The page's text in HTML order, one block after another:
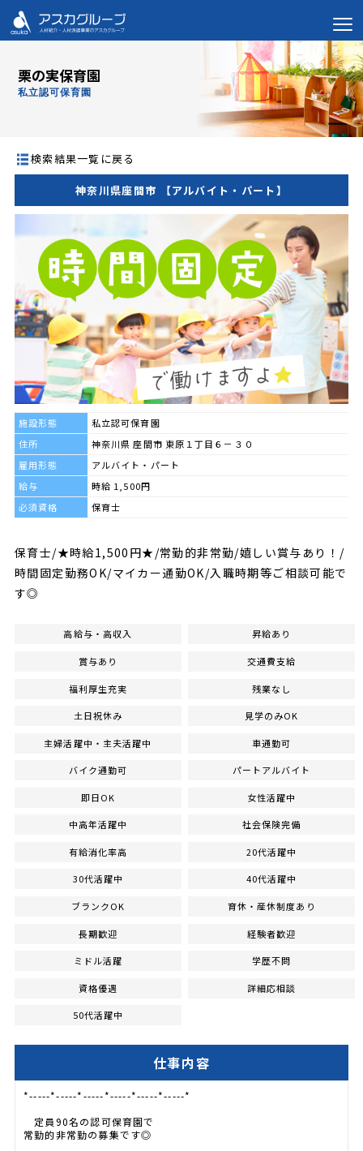
栗の実保育園
私立認可保育園
検索結果一覧に戻る
神奈川県座間市 【アルバイト・パート】
施設形態
私立認可保育園
住所
神奈川県 座間市 東原１丁目６－３０
雇用形態
アルバイト・パート
給与
時給 1,500円
必須資格
保育士
保育士/★時給1,500円★/常勤的非常勤/嬉しい賞与あり！/
時間固定勤務OK/マイカー通勤OK/入職時期等ご相談可能で
す◎
高給与・高収入 昇給あり
賞与あり 交通費支給
福利厚生充実 残業なし
土日祝休み 見学のみOK
主婦活躍中・主夫活躍中 車通勤可
バイク通勤可 パートアルバイト
即日OK 女性活躍中
中高年活躍中 社会保険完備
有給消化率高 20代活躍中
30代活躍中 40代活躍中
ブランクOK 育休・産休制度あり
長期歓迎 経験者歓迎
ミドル活躍 学歴不問
資格優遇 詳細応相談
50代活躍中
仕事内容
*-----*-----*-----*-----*-----*-----*
定員90名の認可保育園で
常勤的非常勤の募集です◎